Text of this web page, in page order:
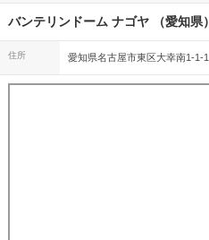
バンテリンドーム ナゴヤ （愛知県）
住所 愛知県名古屋市東区大幸南1-1-1